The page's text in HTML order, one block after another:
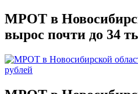
МРОТ в
вырос почти до 34